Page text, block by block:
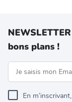
bons plans !
En